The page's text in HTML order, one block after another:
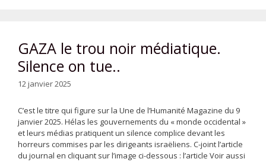
GAZA le trou noir médiatique.
Silence on tue..
12 janvier 2025
C’est le titre qui figure sur la Une de l’Humanité Magazine du 9
janvier 2025. Hélas les gouvernements du « monde occidental »
et leurs médias pratiquent un silence complice devant les
horreurs commises par les dirigeants israëliens. C-joint l’article
du journal en cliquant sur l’image ci-dessous : l’article Voir aussi